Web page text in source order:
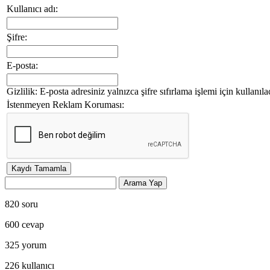
Kullanıcı adı:
Şifre:
E-posta:
Gizlilik: E-posta adresiniz yalnızca şifre sıfırlama işlemi için
İstenmeyen Reklam Koruması:
820 soru
600 cevap
325 yorum
226 kullanıcı